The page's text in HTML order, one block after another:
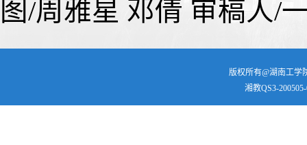
图/周雅星 邓倩 审稿人/
版权所有@湖南工学
湘教QS3-